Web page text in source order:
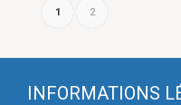
1 2
INFORMATIONS